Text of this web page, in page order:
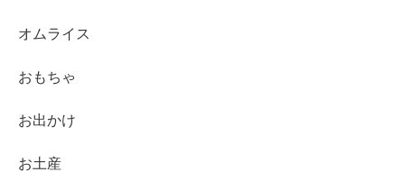
オムライス
おもちゃ
お出かけ
お土産